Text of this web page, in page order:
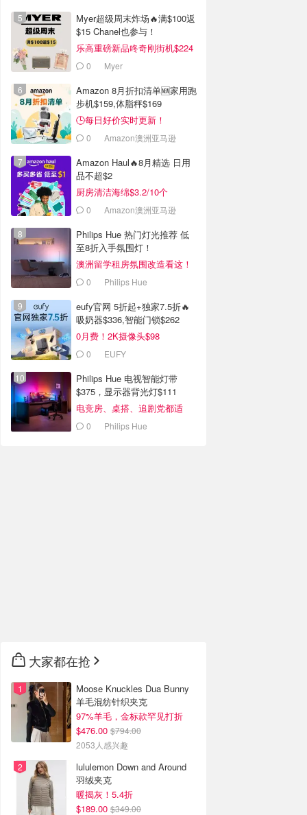
Myer超级周末炸场🔥满$100返
$15 Chanel也参与！
乐高重磅新品咚奇刚街机$224
0 Myer
Amazon 8月折扣清单🆕家用跑
步机$159,体脂秤$169
🕒每日好价实时更新！
0 Amazon澳洲亚马逊
Amazon Haul🔥8月精选 日用
品不超$2
厨房清洁海绵$3.2/10个
0 Amazon澳洲亚马逊
Philips Hue 热门灯光推荐 低
至8折入手氛围灯！
澳洲留学租房氛围改造看这！
0 Philips Hue
eufy官网 5折起+独家7.5折🔥
吸奶器$336,智能门锁$262
0月费！2K摄像头$98
0 EUFY
Philips Hue 电视智能灯带
$375，显示器背光灯$111
电竞房、桌搭、追剧党都适
合！0 Philips Hue
大家都在抢
Moose Knuckles Dua Bunny
羊毛混纺针织夹克
97%羊毛，金标款罕见打折
$476.00 $794.00
2053人感兴趣
lululemon Down and Around
羽绒夹克
暖揭灰！5.4折
$189.00 $349.00